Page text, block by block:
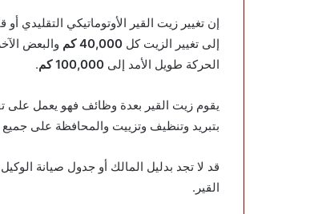
إلى تغيير الزيت كل 40,000 كم والبعض
الحركة طويل الأمد إلى 100,000 كم .
يقوم زيت القير بعدة وظائف فهو يعمل على
بتبريد وتنظيف وتزييت والمحافظة على جميع
قد لا تجد بدليل المالك أو جدول صيانة
القير.